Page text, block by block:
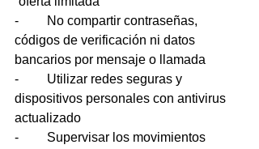
-	No compartir contraseñas,
códigos de verificación ni datos
bancarios por mensaje o llamada
-	Utilizar redes seguras y
dispositivos personales con antivirus
actualizado
-	Supervisar los movimientos